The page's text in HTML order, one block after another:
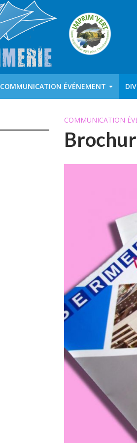
COMMUNICATION ÉVÉNEMENT
COMMUNICATION